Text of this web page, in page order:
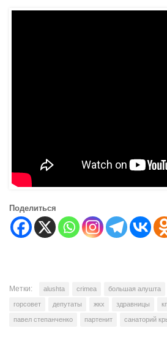
Поделиться
Метки: alushta crimea большая алушта
горсовет депутаты жкх здравницы
павел степанченко партенит санаторий